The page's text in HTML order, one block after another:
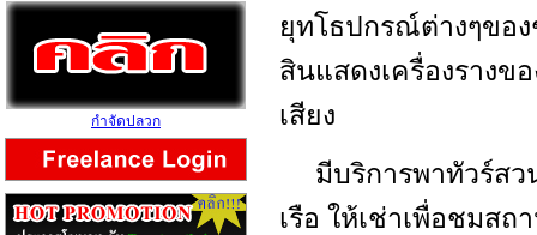
ยุทโธปกรณ์ต่างๆขอ
สินแสดงเครื่องรางข
เสียง
มีบริการพาทัวร์สว
เรือ ให้เช่าเพื่อชมส
กำจัดปลวก